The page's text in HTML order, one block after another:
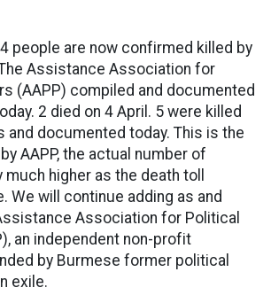
people are now confirmed killed by
Assistance Association for
(AAPP) compiled and documented
2 died on 4 April. 5 were killed
and documented today. This is the
AAPP, the actual number of
higher as the death toll
We will continue adding as and
Association for Political
an independent non-profit
by Burmese former political
exile.